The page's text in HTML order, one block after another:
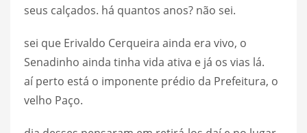
seus calçados. há quantos anos? não sei.
sei que Erivaldo Cerqueira ainda era vivo, o
Senadinho ainda tinha vida ativa e já os vias lá.
aí perto está o imponente prédio da Prefeitura, o
velho Paço.